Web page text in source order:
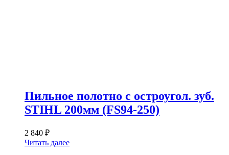
Пильное полотно с остроугол. зуб.
STIHL 200мм (FS94-250)
2 840 ₽
Читать далее